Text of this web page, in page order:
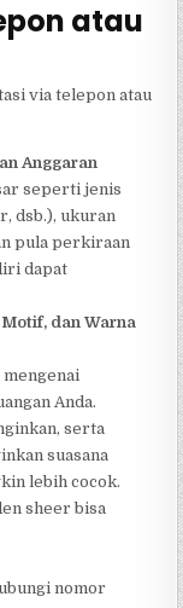
atau
via telepon atau
Anggaran
seperti jenis
dsb.), ukuran
pula perkiraan
dapat
dan Warna
Anda.
serta
suasana
lebih cocok.
sheer bisa
nomor